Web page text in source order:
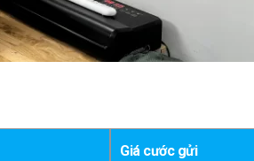
Giá cước gửi